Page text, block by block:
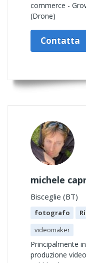
commerce -
(Drone)
Contatta
michele
Bisceglie (BT)
fotografo
videomaker
Principalmente
produzione